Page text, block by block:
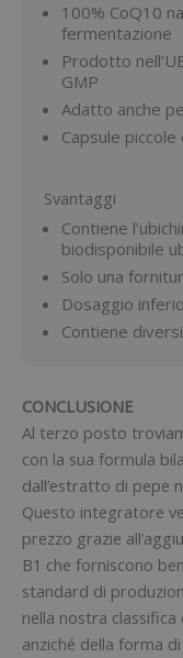
100% CoQ10
fermentazione
Prodotto
GMP
Adatto anche
Capsule
Svantaggi
Contiene
biodisponibile
Solo una
Dosaggio
Contiene
CONCLUSIONE
Al terzo posto
con la sua formula
dall’estratto di pepe
Questo integratore
prezzo grazie
B1 che forniscono
standard di
nella nostra classifica
anziché della forma